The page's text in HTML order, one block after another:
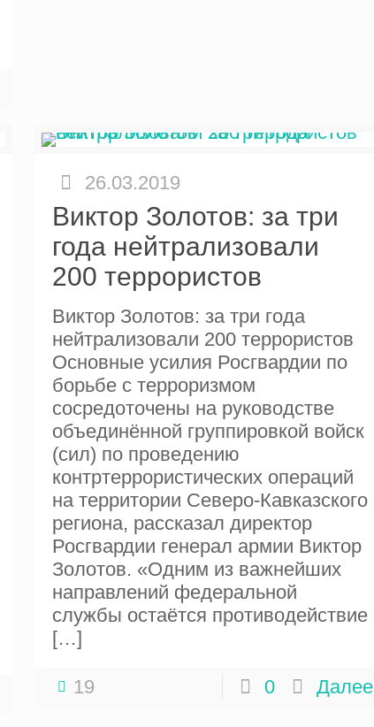
26.03.2019
Виктор Золотов: за три
года нейтрализовали
200 террористов
Виктор Золотов: за три года
нейтрализовали 200 террористов
Основные усилия Росгвардии по
борьбе с терроризмом
сосредоточены на руководстве
объединённой группировкой войск
(сил) по проведению
контртеррористических операций
на территории Северо-Кавказского
региона, рассказал директор
Росгвардии генерал армии Виктор
Золотов. «Одним из важнейших
направлений федеральной
службы остаётся противодействие
[…]
19 0 Далее